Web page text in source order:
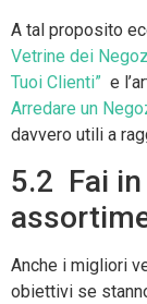
A tal proposito
Vetrine dei
Tuoi Clienti” e
Arredare un
davvero utili a
5.2 Fai
Anche i migliori
obiettivi se